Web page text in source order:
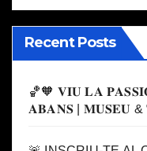
Recent Posts
🏀🧡 𝐕𝐈𝐔 𝐋𝐀
𝐀𝐁𝐀𝐍𝐒 | 𝐌𝐔𝐒𝐄𝐔